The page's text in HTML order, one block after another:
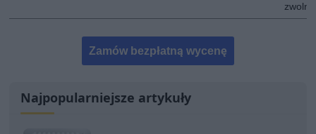
Zamów bezpłatną wycenę
Najpopularniejsze artykuły